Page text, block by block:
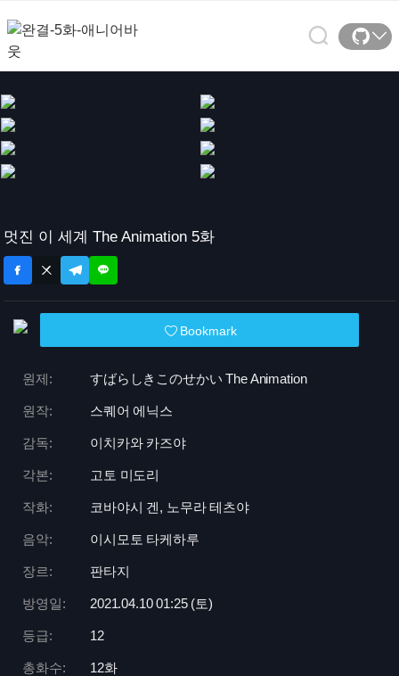
멋진 이 세계 The Animation 5화
Bookmark
원제: すばらしきこのせかい The Animation
원작: 스퀘어 에닉스
감독: 이치카와 카즈야
각본: 고토 미도리
작화: 코바야시 겐, 노무라 테츠야
음악: 이시모토 타케하루
장르: 판타지
방영일: 2021.04.10 01:25 (토)
등급: 12
총화수: 12화